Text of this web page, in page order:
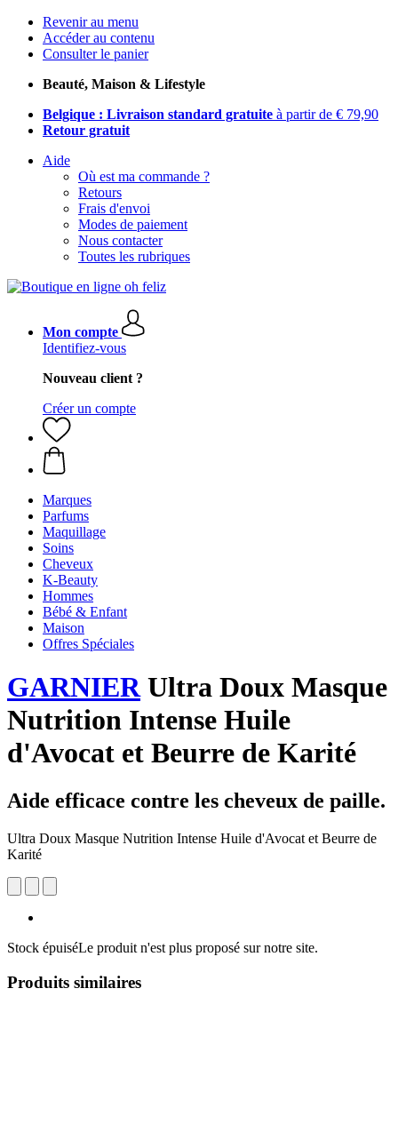
Revenir au menu
Accéder au contenu
Consulter le panier
Beauté, Maison & Lifestyle
Belgique : Livraison standard gratuite à partir de € 79,90
Retour gratuit
Aide
Où est ma commande ?
Retours
Frais d'envoi
Modes de paiement
Nous contacter
Toutes les rubriques
Mon compte
Identifiez-vous
Nouveau client ?
Créer un compte
Marques
Parfums
Maquillage
Soins
Cheveux
K-Beauty
Hommes
Bébé & Enfant
Maison
Offres Spéciales
GARNIERUltra Doux Masque
Nutrition Intense Huile
d'Avocat et Beurre de Karité
Aide efficace contre les cheveux de paille.
Ultra Doux Masque Nutrition Intense Huile d'Avocat et Beurre de
Karité
Stock épuiséLe produit n'est plus proposé sur notre site.
Produits similaires